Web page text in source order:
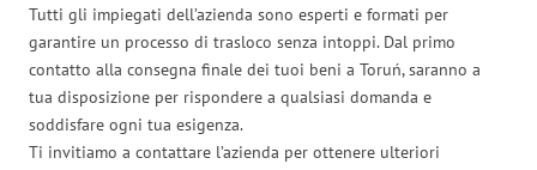
Tutti gli impiegati dell’azienda sono esperti e formati per
garantire un processo di trasloco senza intoppi. Dal primo
contatto alla consegna finale dei tuoi beni a Toruń, saranno a
tua disposizione per rispondere a qualsiasi domanda e
soddisfare ogni tua esigenza.
Ti invitiamo a contattare l’azienda per ottenere ulteriori